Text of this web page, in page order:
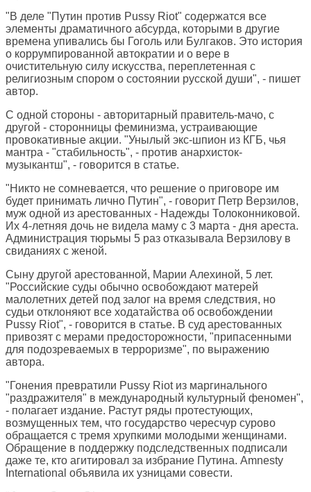
"В деле "Путин против Pussy Riot" содержатся все
элементы драматичного абсурда, которыми в другие
времена упивались бы Гоголь или Булгаков. Это история
о коррумпированной автократии и о вере в
очистительную силу искусства, переплетенная с
религиозным спором о состоянии русской души", - пишет
автор.
С одной стороны - авторитарный правитель-мачо, с
другой - сторонницы феминизма, устраивающие
провокативные акции. "Унылый экс-шпион из КГБ, чья
мантра - "стабильность", - против анархисток-
музыкантш", - говорится в статье.
"Никто не сомневается, что решение о приговоре им
будет принимать лично Путин", - говорит Петр Верзилов,
муж одной из арестованных - Надежды Толоконниковой.
Их 4-летняя дочь не видела маму с 3 марта - дня ареста.
Администрация тюрьмы 5 раз отказывала Верзилову в
свиданиях с женой.
Сыну другой арестованной, Марии Алехиной, 5 лет.
"Российские суды обычно освобождают матерей
малолетних детей под залог на время следствия, но
судьи отклоняют все ходатайства об освобождении
Pussy Riot", - говорится в статье. В суд арестованных
привозят с мерами предосторожности, "припасенными
для подозреваемых в терроризме", по выражению
автора.
"Гонения превратили Pussy Riot из маргинального
"раздражителя" в международный культурный феномен",
- полагает издание. Растут ряды протестующих,
возмущенных тем, что государство чересчур сурово
обращается с тремя хрупкими молодыми женщинами.
Обращение в поддержку подследственных подписали
даже те, кто агитировал за избрание Путина. Amnesty
International объявила их узницами совести.